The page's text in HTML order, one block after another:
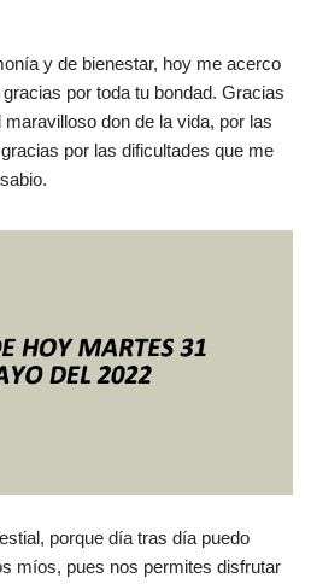
y de bienestar, hoy me acerco
por toda tu bondad. Gracias
don de la vida, por las
por las dificultades que me
porque día tras día puedo
míos, pues nos permites disfrutar